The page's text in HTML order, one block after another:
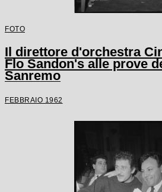
FOTO
Il direttore d'orchestra
Flo Sandon's alle prove
Sanremo
FEBBRAIO 1962